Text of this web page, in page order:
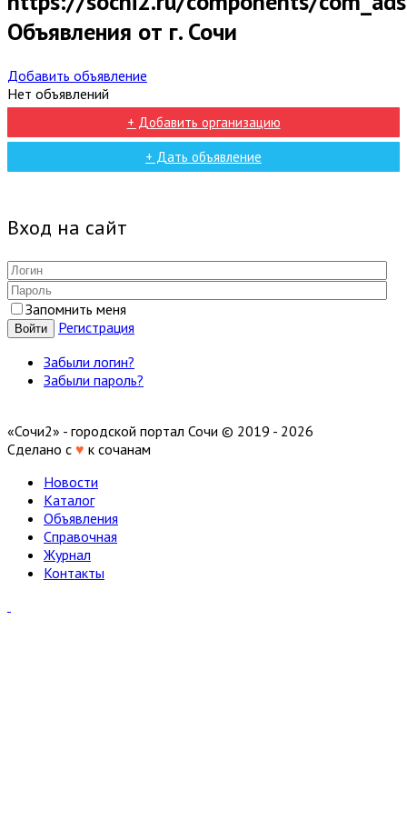
Объявления от г. Сочи
Добавить объявление
Нет объявлений
+ Добавить организацию
+ Дать объявление
Вход на сайт
Запомнить меня
Войти
Регистрация
Забыли логин?
Забыли пароль?
«Сочи2» - городской портал Сочи © 2019 - 2026
Сделано с ♥ к сочанам
Новости
Каталог
Объявления
Справочная
Журнал
Контакты